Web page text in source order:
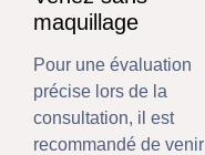
maquillage
Pour une évaluation
précise lors de la
consultation, il est
recommandé de venir